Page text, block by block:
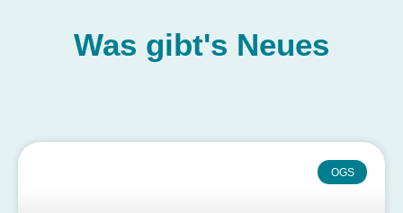
Was gibt's Neues
OGS